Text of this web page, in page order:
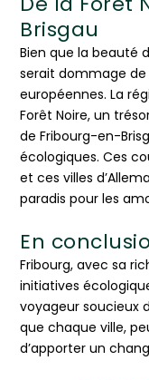
Brisgau
Bien que la beauté
serait dommage de
européennes. La
Forêt Noire, un
de Fribourg-en-
écologiques. Ces
et ces villes
paradis pour les
En
Fribourg, avec sa
initiatives
voyageur soucieux
que chaque ville,
d’apporter un